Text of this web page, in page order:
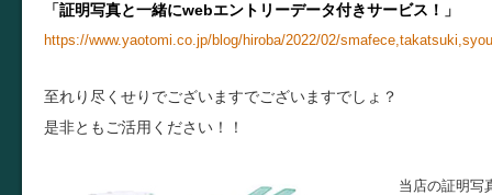
「証明写真と一緒にwebエントリーデータ付きサービス！ 」
https://www.yaotomi.co.jp/blog/hiroba/2022/02/
至れり尽くせりでございますでございますでしょ？
是非ともご活用ください！！
当店の証明写